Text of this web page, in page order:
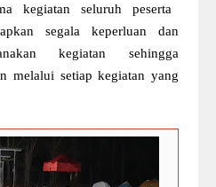
kegiatan seluruh peserta
segala keperluan dan
kegiatan sehingga
melalui setiap kegiatan yang